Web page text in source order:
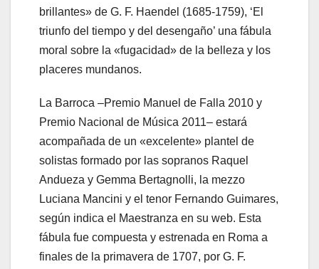
brillantes» de G. F. Haendel (1685-1759), ‘El
triunfo del tiempo y del desengaño’ una fábula
moral sobre la «fugacidad» de la belleza y los
placeres mundanos.
La Barroca –Premio Manuel de Falla 2010 y
Premio Nacional de Música 2011– estará
acompañada de un «excelente» plantel de
solistas formado por las sopranos Raquel
Andueza y Gemma Bertagnolli, la mezzo
Luciana Mancini y el tenor Fernando Guimares,
según indica el Maestranza en su web. Esta
fábula fue compuesta y estrenada en Roma a
finales de la primavera de 1707, por G. F.